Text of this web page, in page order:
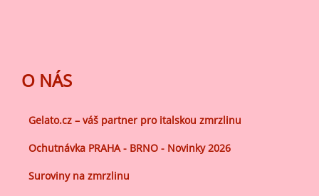
O NÁS
Gelato.cz – váš partner pro italskou zmrzlinu
Ochutnávka PRAHA - BRNO - Novinky 2026
Suroviny na zmrzlinu